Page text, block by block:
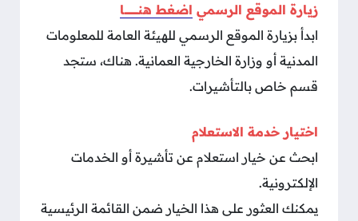
زيارة الموقع الرسمي اضغط هنــــــــــــــــا
ابدأ بزيارة الموقع الرسمي للهيئة العامة للمعلومات
المدنية أو وزارة الخارجية العمانية. هناك، ستجد
قسم خاص بالتأشيرات.
اختيار خدمة الاستعلام
ابحث عن خيار استعلام عن تأشيرة أو الخدمات
الإلكترونية.
يمكنك العثور على هذا الخيار ضمن القائمة الرئيسية